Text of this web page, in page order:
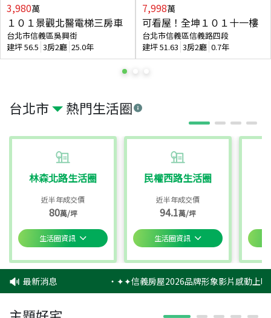
台北市 熱門生活圈
林森北路生活圈
近半年成交價
80萬/坪
生活圈資訊
民權西路生活圈
近半年成交價
94.1萬/坪
生活圈資訊
3,980萬
１０１景觀北醫電梯三房車
台北市信義區吳興街
建坪56.5 3房2廳 25.0年
7,998萬
可看屋！全坤１０１十一樓
台北市信義區信義路四段
建坪51.63 3房2廳 0.7年
最新消息 ‧✦✦信義房屋2026品牌形象影片感動上映